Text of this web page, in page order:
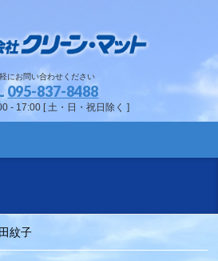
にお問い合わせください
095-837-8488
- 17:00 [ 土・日・祝日除く ]
紋子